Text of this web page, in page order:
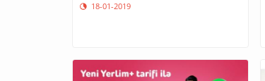
18-01-2019